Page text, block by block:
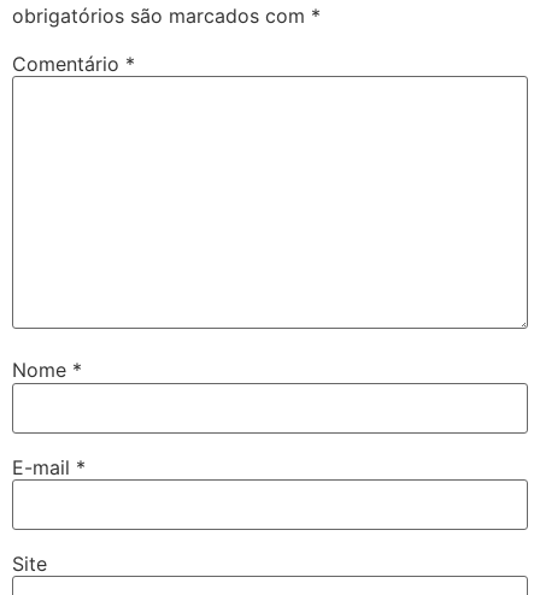
obrigatórios são marcados com *
Comentário *
Nome *
E-mail *
Site